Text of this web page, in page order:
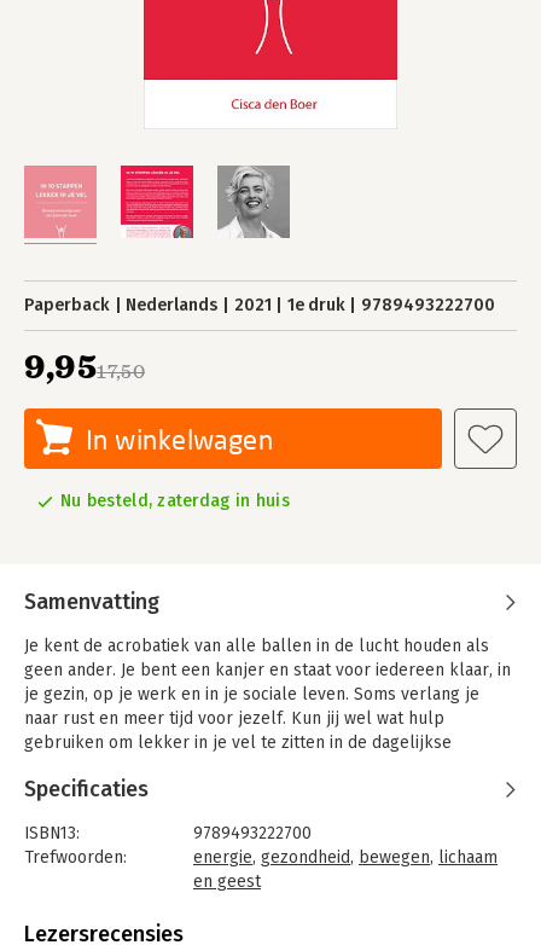
Paperback Nederlands 2021 1e druk 9789493222700
17,50
9,95
In winkelwagen
Nu besteld, zaterdag in huis
Samenvatting
Je kent de acrobatiek van alle ballen in de lucht houden als
geen ander. Je bent een kanjer en staat voor iedereen klaar, in
je gezin, op je werk en in je sociale leven. Soms verlang je
naar rust en meer tijd voor jezelf. Kun jij wel wat hulp
gebruiken om lekker in je vel te zitten in de dagelijkse
Stel je eens voor dat je elke situatie aankan zonder gedoe,
zonder stress en je meer tijd en energie hebt voor de dingen
waar jij blij van wordt. Cisca geeft je praktische handvatten om
ervoor te zorgen dat je energiek blijft en dat je voelt wanneer
bent zoals je bent. Dat maakt je een leuker mens voor jezelf
Specificaties
ISBN13:
9789493222700
Trefwoorden:
energie, gezondheid, bewegen, lichaam
en geest
Bindwijze:
Lezersrecensies